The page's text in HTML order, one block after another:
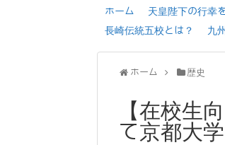
ホーム 天皇陛下の行幸
長崎伝統五校とは？
九
ホーム 歴史
【在校生
て京都大学